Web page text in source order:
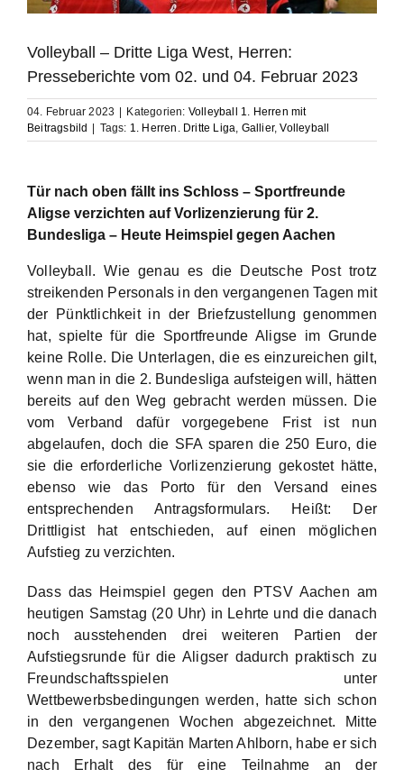
Volleyball – Dritte Liga West, Herren:
Presseberichte vom 02. und 04. Februar 2023
04. Februar 2023 Kategorien: Volleyball 1. Herren mit
Beitragsbild
Tags: 1. Herren. Dritte Liga, Gallier,Volleyball
Tür nach oben fällt ins Schloss – Sportfreunde
Aligse verzichten auf Vorlizenzierung für 2.
Bundesliga – Heute Heimspiel gegen Aachen
Volleyball. Wie genau es die Deutsche Post trotz
streikenden Personals in den vergangenen Tagen mit
der Pünktlichkeit in der Briefzustellung genommen
hat, spielte für die Sportfreunde Aligse im Grunde
keine Rolle. Die Unterlagen, die es einzureichen gilt,
wenn man in die 2. Bundesliga aufsteigen will, hätten
bereits auf den Weg gebracht werden müssen. Die
vom Verband dafür vorgegebene Frist ist nun
abgelaufen, doch die SFA sparen die 250 Euro, die
sie die erforderliche Vorlizenzierung gekostet hätte,
ebenso wie das Porto für den Versand eines
entsprechenden Antragsformulars. Heißt: Der
Drittligist hat entschieden, auf einen möglichen
Aufstieg zu verzichten.
Dass das Heimspiel gegen den PTSV Aachen am
heutigen Samstag (20 Uhr) in Lehrte und die danach
noch ausstehenden drei weiteren Partien der
Aufstiegsrunde für die Aligser dadurch praktisch zu
Freundschaftsspielen unter
Wettbewerbsbedingungen werden, hatte sich schon
in den vergangenen Wochen abgezeichnet. Mitte
Dezember, sagt Kapitän Marten Ahlborn, habe er sich
nach Erhalt des für eine Teilnahme an der